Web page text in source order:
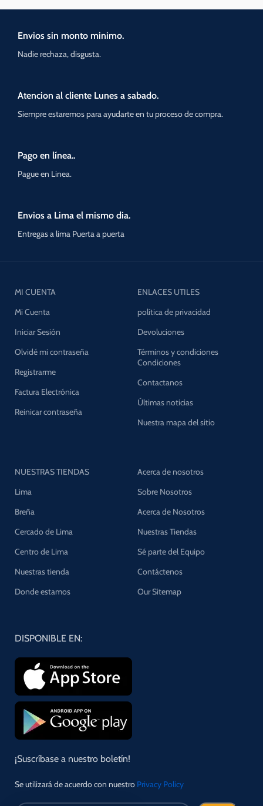
Envios sin monto minimo.
Nadie rechaza, disgusta.
Atencion al cliente Lunes a sabado.
Siempre estaremos para ayudarte en tu proceso de compra.
Pago en línea..
Pague en Linea.
Envios a Lima el mismo dia.
Entregas a lima Puerta a puerta
MI CUENTA
Mi Cuenta
Iniciar Sesión
Olvidé mi contraseña
Registrarme
Factura Electrónica
Reinicar contraseña
ENLACES UTILES
política de privacidad
Devoluciones
Términos y condiciones
Condiciones
Contactanos
Últimas noticias
Nuestra mapa del sitio
NUESTRAS TIENDAS
Lima
Breña
Cercado de Lima
Centro de Lima
Nuestras tienda
Donde estamos
Acerca de nosotros
Sobre Nosotros
Acerca de Nosotros
Nuestras Tiendas
Sé parte del Equipo
Contáctenos
Our Sitemap
DISPONIBLE EN:
¡Suscríbase a nuestro boletín!
Se utilizará de acuerdo con nuestro Privacy Policy